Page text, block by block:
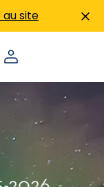
au site